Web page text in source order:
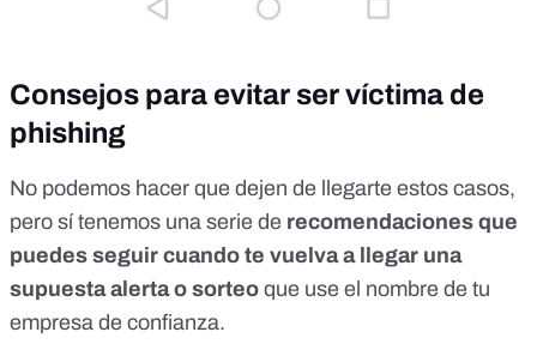
Consejos para evitar ser víctima de
phishing
No podemos hacer que dejen de llegarte estos casos,
pero sí tenemos una serie de recomendaciones que
puedes seguir cuando te vuelva a llegar una
supuesta alerta o sorteo que use el nombre de tu
empresa de confianza.